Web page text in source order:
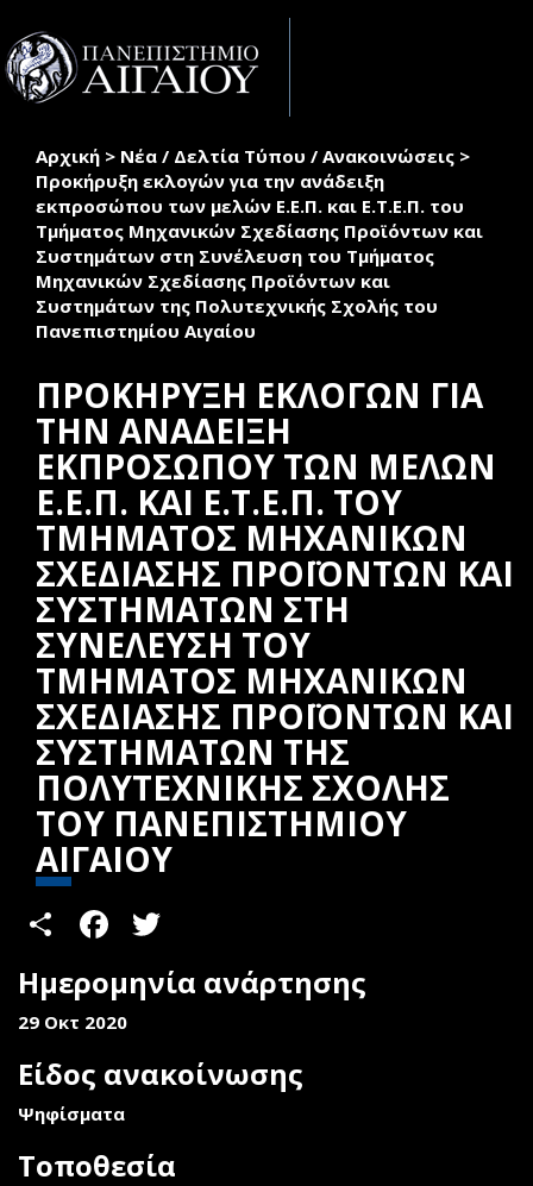
Παράκαμψη προς το κυρίως περιεχόμενο
Είστε εδώ
Αρχική > Νέα / Δελτία Τύπου / Ανακοινώσεις >
Προκήρυξη εκλογών για την ανάδειξη
εκπροσώπου των μελών Ε.Ε.Π. και Ε.Τ.Ε.Π. του
Τμήματος Μηχανικών Σχεδίασης Προϊόντων και
Συστημάτων στη Συνέλευση του Τμήματος
Μηχανικών Σχεδίασης Προϊόντων και
Συστημάτων της Πολυτεχνικής Σχολής του
Πανεπιστημίου Αιγαίου
ΠΡΟΚΗΡΥΞΗ ΕΚΛΟΓΩΝ ΓΙΑ
ΤΗΝ ΑΝΑΔΕΙΞΗ
ΕΚΠΡΟΣΩΠΟΥ ΤΩΝ ΜΕΛΩΝ
Ε.Ε.Π. ΚΑΙ Ε.Τ.Ε.Π. ΤΟΥ
ΤΜΗΜΑΤΟΣ ΜΗΧΑΝΙΚΩΝ
ΣΧΕΔΙΑΣΗΣ ΠΡΟΪΟΝΤΩΝ ΚΑΙ
ΣΥΣΤΗΜΑΤΩΝ ΣΤΗ
ΣΥΝΕΛΕΥΣΗ ΤΟΥ
ΤΜΗΜΑΤΟΣ ΜΗΧΑΝΙΚΩΝ
ΣΧΕΔΙΑΣΗΣ ΠΡΟΪΟΝΤΩΝ ΚΑΙ
ΣΥΣΤΗΜΑΤΩΝ ΤΗΣ
ΠΟΛΥΤΕΧΝΙΚΗΣ ΣΧΟΛΗΣ
ΤΟΥ ΠΑΝΕΠΙΣΤΗΜΙΟΥ
ΑΙΓΑΙΟΥ
ShareFacebook
Ημερομηνία ανάρτησης
29 Οκτ 2020
Είδος ανακοίνωσης
Ψηφίσματα
Τοποθεσία